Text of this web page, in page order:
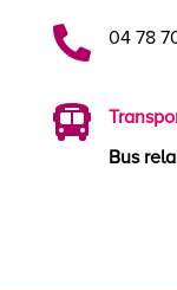
 04 78

Bus